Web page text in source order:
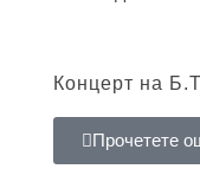
Концерт на
Прочетете